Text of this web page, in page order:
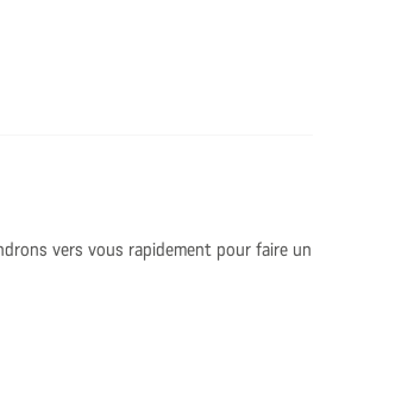
vers vous rapidement pour faire un